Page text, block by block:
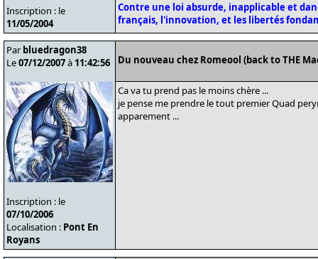
Inscription : le
11/05/2004
Contre une loi absurde, inapplicable et
français, l'innovation, et les libertés
Par bluedragon38
Le07/12/2007à 11:42:56
Inscription : le
07/10/2006
Localisation : Pont En
Royans
Du nouveau chez Romeool (back to THE
Ca va tu prend pas le moins chère ...
je pense me prendre le tout premier Quad
apparement ...